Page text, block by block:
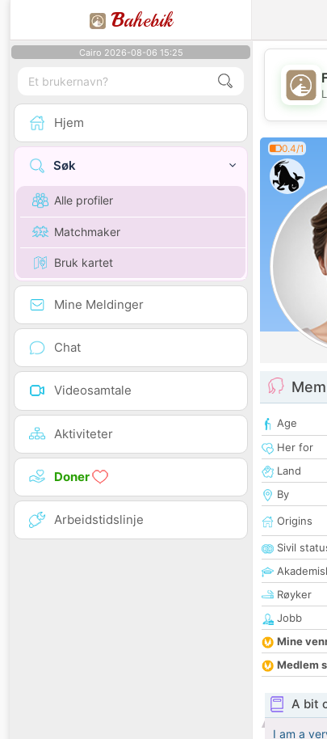
Bahebik
Cairo 2026-08-06 15:25
Hjem
Søk
Alle profiler
Matchmaker
Bruk kartet
Mine Meldinger
Chat
Videosamtale
Aktiviteter
Doner
Arbeidstidslinje
0.4/1
Age
Her for
Land
By
Origins
Sivil
Røyker
Jobb
Mine
Medlem
A bit
I am a